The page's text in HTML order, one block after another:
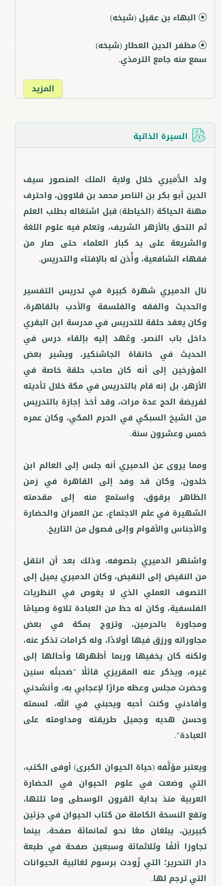
البهاء بن عقيل(شيخه)
مظفر الدين العطار(شيخه)
سمع منه جامع الترمذي.
المزيد
السيرة الذاتية
ولد الدُّمَيري خلال ولاية الملك المنصور سيف
الدين أبو بكر بن الناصر محمد بن قلاوون، واحترف
مهنة الحياكة (الخياطة) قبل اشتغاله بطلب العلم
ثم التحق بالأزهر الشريف، وتعلم فيه علوم اللغة
والشريعة على يد كبار العلماء حتى صار من
نال الدميري شهرة كبيرة في تدريس التفسير
والحديث والفقه والفلسفة والأدب بالقاهرة،
وكان يعقد حلقة للتدريس في مدرسة ابن البقري
داخل باب النصر، وعُهد إليه بإلقاء درس في
الحديث في خانقاة الجاشنكير، ويشير بعض
المؤرخين إلى أنه كان صاحب حلقة خاصة في
الأزهر، بل إنه قام بالتدريس في مكة خلال تأديته
لفريضة الحج عدة مرات، وقد أخذ إجازة بالتدريس
من الشيخ السبكي في الحرم المكي، وكان عمره
ومما يروى عن الدميري أنه جلس إلى العالم ابن
خلدون، وكان قد وفد إلى القاهرة في زمن
الظاهر برقوق، واستمع منه إلى مقدمته
الشهيرة في علم الاجتماع، عن العمران والحضارة
واشتهر الدميري بتصوفه، وذلك بعد أن انتقل
من النقيض إلى النقيض، وكان الدميري يميل إلى
التصوف العملي الذي لا يغوص في النظريات
الفلسفية، وكان له حظ من العبادة تلاوة وصيامًا
ومجاورة بالحرمين، وتزوج بمكة في بعض
مجاوراته ورزق فيها أولادًا، وله كرامات تذكر عنه،
ولكنه كان يخفيها وربما أظهرها وأحالها إلى
غيره، ويذكر عنه المقريزي قائلًا "صَحبتُه سنين
وحضرت مجلس وعظه مرارًا لإعجابي به، وأنشدني
وأفادني وكنت أحبه ويحبني في الله، لسمته
وحسن هديه وجميل طريقته ومداومته على
ويعتبر مؤلَّفه (حياة الحيوان الكبرى) أوفى الكتب،
التي وضعت في علوم الحيوان في الحضارة
العربية منذ بداية القرون الوسطى وما تلتها،
وتقع النسخة الكاملة من كتاب الحيوان في جزئين
كبيرين، يبلغان معًا نحو ثمانمائة صفحة، بينما
تجاوزا ألفًا وثلاثمائة وسبعين صفحة في طبعة
دار التحرير؛ التي زُودت برسوم لغالبية الحيوانات